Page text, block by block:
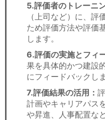
5.評価者のトレーニ
（上司など）に、評
ため評価方法や評価
します。
6.評価の実施とフィ
果を具体的かつ建設
にフィードバックしま
7.評価結果の活用：
計画やキャリアパス
や昇進、人事配置な